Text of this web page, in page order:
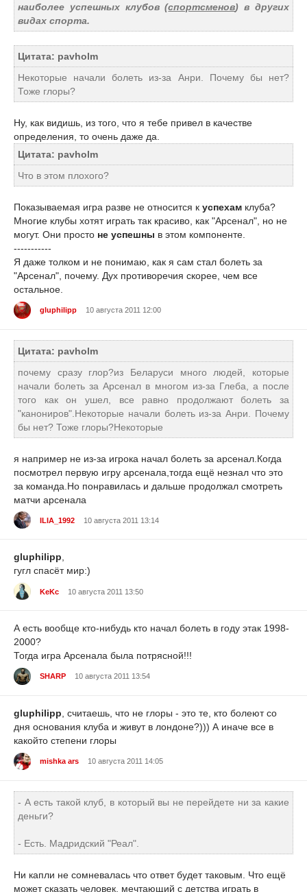
наиболее успешных клубов (спортсменов) в других
видах спорта.
Цитата: pavholm
Некоторые начали болеть из-за Анри. Почему бы нет?
Тоже глоры?
Ну, как видишь, из того, что я тебе привел в качестве
определения, то очень даже да.
Цитата: pavholm
Что в этом плохого?
Показываемая игра разве не относится к успехам клуба?
Многие клубы хотят играть так красиво, как "Арсенал", но не
могут. Они просто не успешны в этом компоненте.
-----------
Я даже толком и не понимаю, как я сам стал болеть за
"Арсенал", почему. Дух противоречия скорее, чем все
остальное.
gluphilipp 10 августа 2011 12:00
Цитата: pavholm
почему сразу глор?из Беларуси много людей, которые
начали болеть за Арсенал в многом из-за Глеба, а после
того как он ушел, все равно продолжают болеть за
"канониров".Некоторые начали болеть из-за Анри. Почему
бы нет? Тоже глоры?Некоторые
я например не из-за игрока начал болеть за арсенал.Когда
посмотрел первую игру арсенала,тогда ещё незнал что это
за команда.Но понравилась и дальше продолжал смотреть
матчи арсенала
ILIA_1992 10 августа 2011 13:14
gluphilipp,
гугл спасёт мир:)
KeKc 10 августа 2011 13:50
А есть вообще кто-нибудь кто начал болеть в году этак 1998-
2000?
Тогда игра Арсенала была потрясной!!!
SHARP 10 августа 2011 13:54
gluphilipp , считаешь, что не глоры - это те, кто болеют со
дня основания клуба и живут в лондоне?))) А иначе все в
какойто степени глоры
mishka ars 10 августа 2011 14:05
- А есть такой клуб, в который вы не перейдете ни за какие
деньги?
- Есть. Мадридский "Реал".
Ни капли не сомневалась что ответ будет таковым. Что ещё
может сказать человек, мечтающий с детства играть в